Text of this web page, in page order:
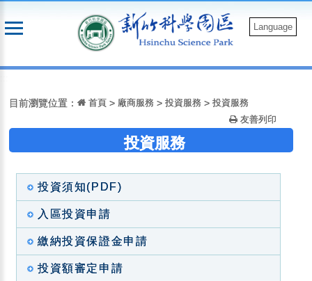
到
Language
目前瀏覽位置： 首頁 > 廠商服務 >投資服務 >投資服務
友善列印
投資服務
投資須知(PDF)
入區投資申請
繳納投資保證金申請
投資額審定申請